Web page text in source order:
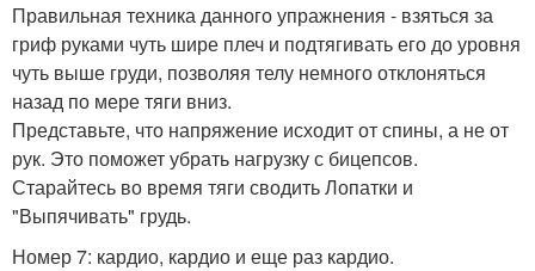
Правильная техника данного упражнения - взяться за
гриф руками чуть шире плеч и подтягивать его до уровня
чуть выше груди, позволяя телу немного отклоняться
назад по мере тяги вниз.
Представьте, что напряжение исходит от спины, а не от
рук. Это поможет убрать нагрузку с бицепсов.
Старайтесь во время тяги сводить Лопатки и
"Выпячивать" грудь.
Номер 7: кардио, кардио и еще раз кардио.